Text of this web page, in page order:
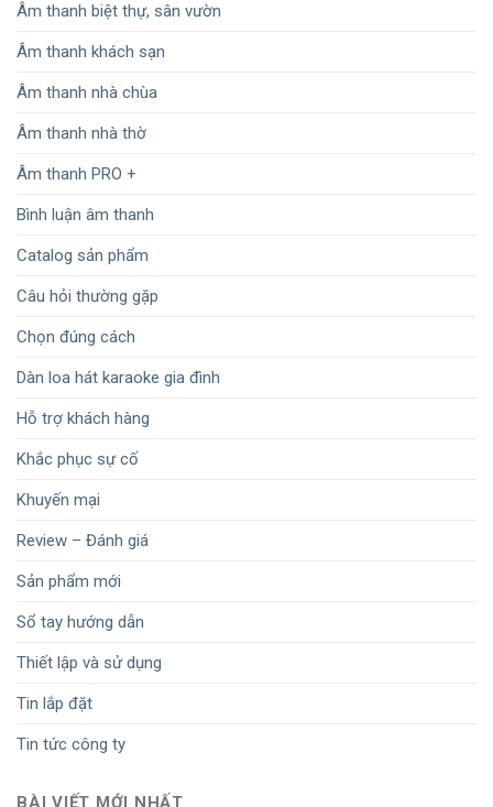
Âm thanh biệt thự, sân vườn
Âm thanh khách sạn
Âm thanh nhà chùa
Âm thanh nhà thờ
Âm thanh PRO +
Bình luận âm thanh
Catalog sản phẩm
Câu hỏi thường gặp
Chọn đúng cách
Dàn loa hát karaoke gia đình
Hỗ trợ khách hàng
Khắc phục sự cố
Khuyến mại
Review – Đánh giá
Sản phẩm mới
Sổ tay hướng dẫn
Thiết lập và sử dụng
Tin lắp đặt
Tin tức công ty
BÀI VIẾT MỚI NHẤT